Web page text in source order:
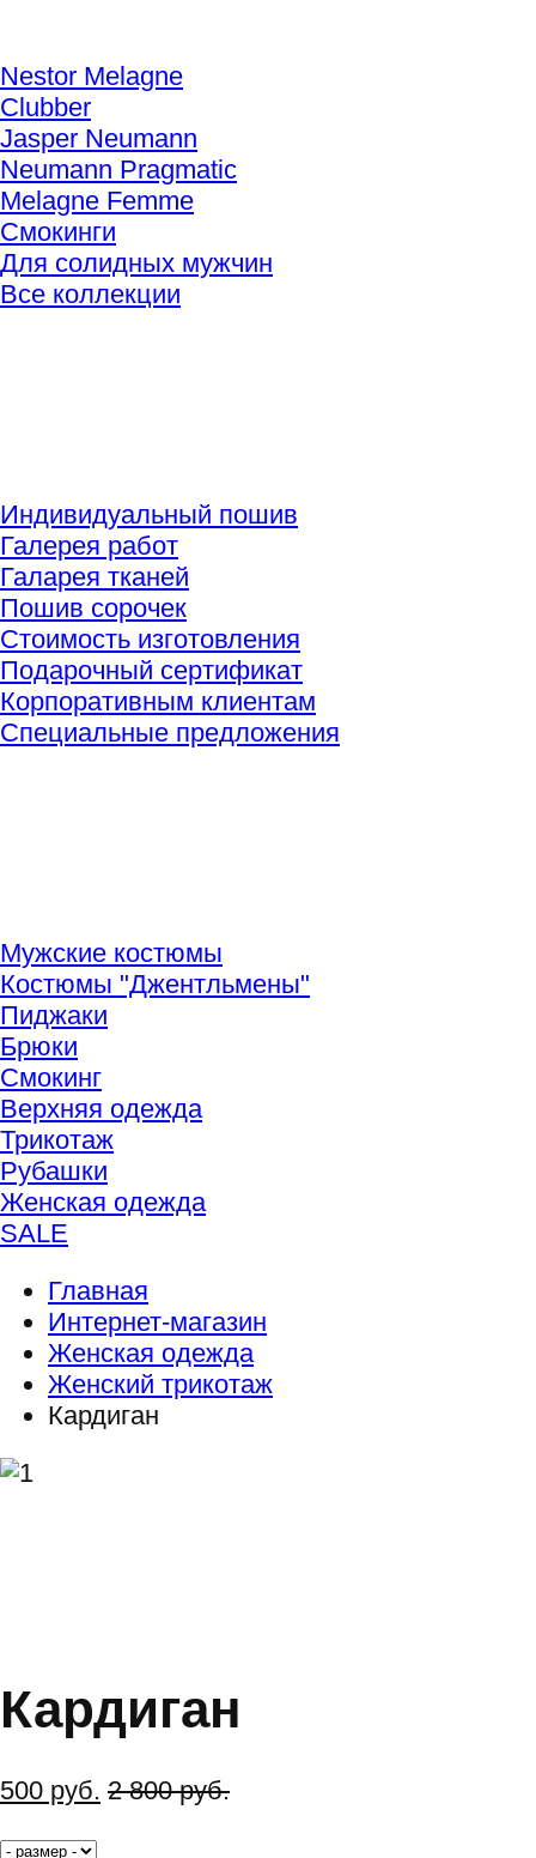
Nestor Melagne
Clubber
Jasper Neumann
Neumann Pragmatic
Melagne Femme
Смокинги
Для солидных мужчин
Все коллекции
Индивидуальный пошив
Галерея работ
Галарея тканей
Пошив сорочек
Стоимость изготовления
Подарочный сертификат
Корпоративным клиентам
Специальные предложения
Мужские костюмы
Костюмы "Джентльмены"
Пиджаки
Брюки
Смокинг
Верхняя одежда
Трикотаж
Рубашки
Женская одежда
SALE
Главная
Интернет-магазин
Женская одежда
Женский трикотаж
Кардиган
Кардиган
500 руб. 2 800руб.